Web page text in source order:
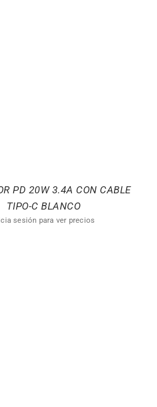
PD 20W 3.4A CON CABLE
TIPO-C BLANCO
sesión para ver precios